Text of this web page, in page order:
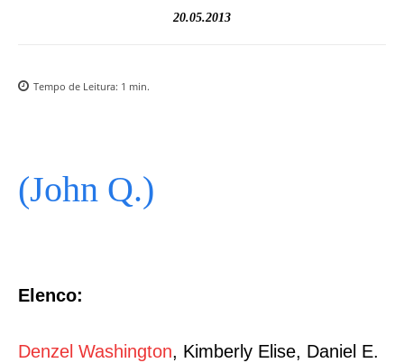
20.05.2013
Tempo de Leitura: 1 min.
(John Q.)
Elenco:
Denzel Washington, Kimberly Elise, Daniel E.